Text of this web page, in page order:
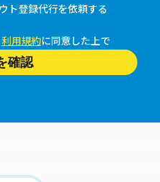
ト登録代行を依頼する
利用規約に同意した上で
確認